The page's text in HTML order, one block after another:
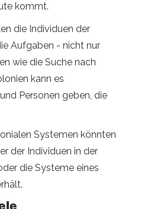
kommt.
die Individuen der
Aufgaben - nicht nur
wie die Suche nach
kann es
Personen geben, die
Systemen könnten
der Individuen in der
die Systeme eines